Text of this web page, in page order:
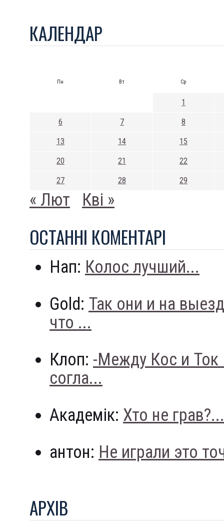
КАЛЕНДАР
Пн Вт Ср
1
6 7 8
13 14 15
20 21 22
27 28 29
« Лют Кві »
ОСТАННI КОМЕНТАРI
Нап: Колос лучший...
Gold: Так они и на
что ...
Клоп: -Между Кос и
согла...
Академік: Хто не грав?...
антон: Не играли это
АРХIВ